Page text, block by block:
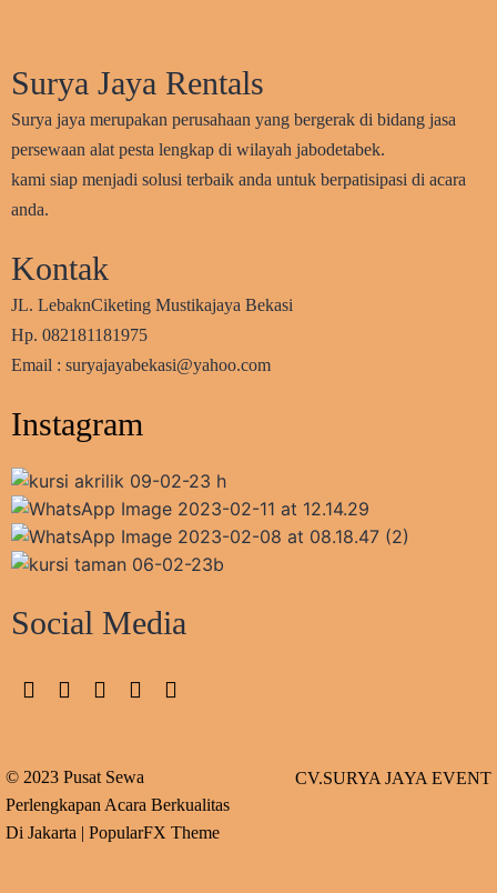
Surya Jaya Rentals
Surya jaya merupakan perusahaan yang bergerak di bidang jasa
persewaan alat pesta lengkap di wilayah jabodetabek.
kami siap menjadi solusi terbaik anda untuk berpatisipasi di acara
anda.
Kontak
JL. LebaknCiketing Mustikajaya Bekasi
Hp. 082181181975
Email : suryajayabekasi@yahoo.com
Instagram
Social Media
© 2023 Pusat Sewa
Perlengkapan Acara Berkualitas
Di Jakarta | PopularFX Theme
CV.SURYA JAYA EVENT